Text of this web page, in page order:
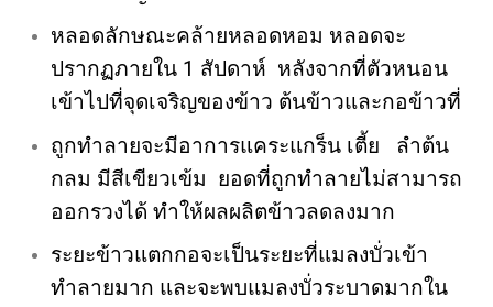
หลอดลักษณะคล้ายหลอดหอม หลอดจะ
ปรากฏภายใน 1 สัปดาห์ หลังจากที่ตัวหนอน
เข้าไปที่จุดเจริญของข้าว ต้นข้าวและกอข้าวที่
ถูกทำลายจะมีอาการแคระแกร็น เตี้ย ลำต้น
กลม มีสีเขียวเข้ม ยอดที่ถูกทำลายไม่สามารถ
ออกรวงได้ ทำให้ผลผลิตข้าวลดลงมาก
ระยะข้าวแตกกอจะเป็นระยะที่แมลงบั่วเข้า
ทำลายมาก และจะพบแมลงบั่วระบาดมากใน